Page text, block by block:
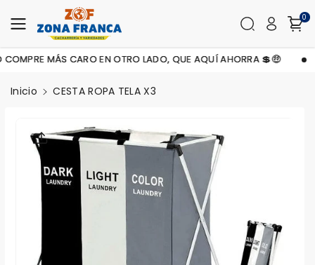
Contenid
O
0
MÁS CARO EN OTRO LADO, QUE AQUÍ AHORRA 💲🤑
Inicio CESTA ROPA TELA X3
Saltar A
Informaci
Ón Del
Producto